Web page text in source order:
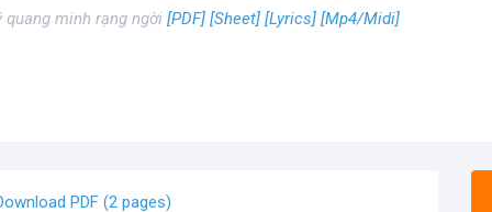
quang minh rạng ngời [PDF] [Sheet] [Lyrics] [Mp4/Midi]
PDF (2 pages)